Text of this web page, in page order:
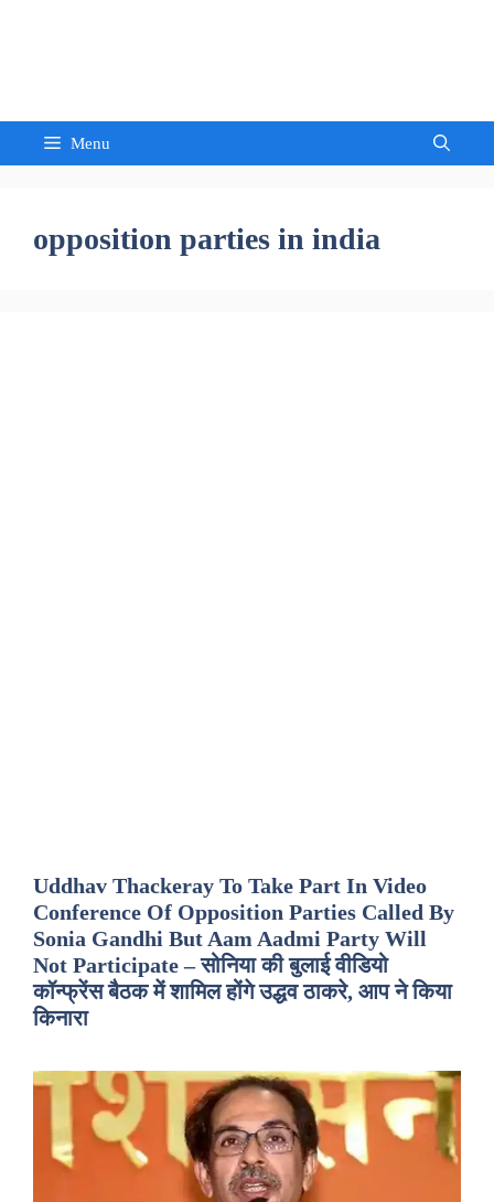
Menu
opposition parties in india
Uddhav Thackeray To Take Part In Video
Conference Of Opposition Parties Called By
Sonia Gandhi But Aam Aadmi Party Will
Not Participate – सोनिया की बुलाई वीडियो
कॉन्फ्रेंस बैठक में शामिल होंगे उद्धव ठाकरे, आप ने किया
किनारा